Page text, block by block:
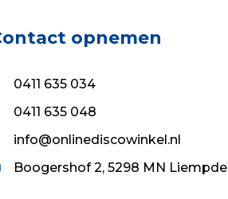
opnemen
0411 635 034
0411 635 048
info@onlinediscowinkel.nl
Boogershof 2, 5298 MN Liempde